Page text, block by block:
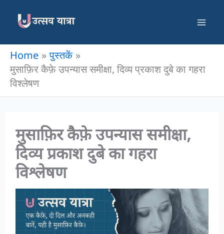
Home
पुस्‍तकें
मुसाफ़िर कैफ़े उपन्यास समीक्षा, दिव्य प्रकाश दुबे का गहरा
विश्लेषण
मुसाफ़िर कैफ़े उपन्यास समीक्षा,
दिव्य प्रकाश दुबे का गहरा
विश्लेषण